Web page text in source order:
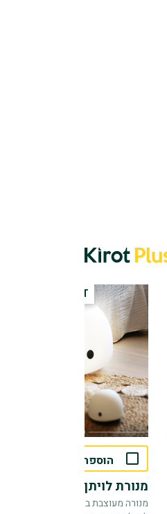
HOT 🔥
הוספה להצעה
מנורת לויתן - גדול
מנורה מעוצבת בצורת לויתן קשיח